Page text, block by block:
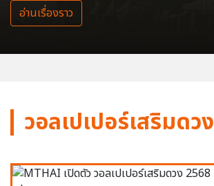
อ่านเรื่องราว
วอลเปเปอร์เสริมดวง